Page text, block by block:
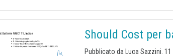
Should Cost per
Pubblicato da Luca Sazzini 11